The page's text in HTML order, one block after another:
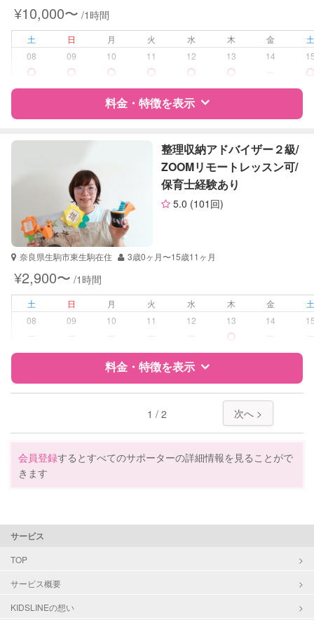
学校/塾の補習・宿題 なし
対応科目
英語
¥10,000〜 /1時間
土 日 月 火 水 木 金
08
09 10 11 12 13 14
料金・特徴を表示
特徴 料金
サポートの特徴
資格
学校/塾の補習・宿題 小学生
算数
整理収納アドバイザー２級/
ZOOMリモートレッスン可/
保育士経験あり
5.0 (101回)
奈良県生駒市東生駒在住 3歳0ヶ月〜15歳11ヶ月
¥2,900〜 /1時間
土 日 月 火 水 木 金
08
09 10 11 12 13 14
料金・特徴を表示
サポートの特徴
資格
学校/塾の補習・宿題
対応科目
1 / 2 次へ >
会員登録するとすべてのサポーターの詳細情報を見ることがで
きます
サービス
TOP
サービス概要
KIDSLINEの想い